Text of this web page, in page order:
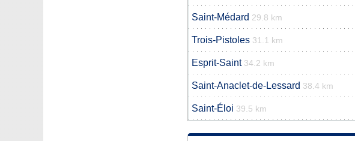
Saint-Médard 29.8 km
Trois-Pistoles 31.1 km
Esprit-Saint 34.2 km
Saint-Anaclet-de-Lessard 38.4 km
Saint-Éloi 39.5 km